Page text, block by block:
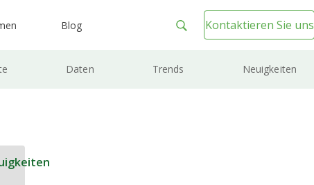
Blog Kontaktieren Sie uns
Daten Trends Neuigkeiten